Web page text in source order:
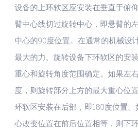
设备的上环软区应安装在垂直于俯
臂中心线切过旋转中心，即悬臂的
中心的90度位置。在通常的机械设
最大的力。旋转设备下环软区的安
重心和旋转角度范围确定。如果左
度，则旋转部分上方的最大重心位
环软区安装在后部，即180度位置
心改变位置在前后位置相等，则下